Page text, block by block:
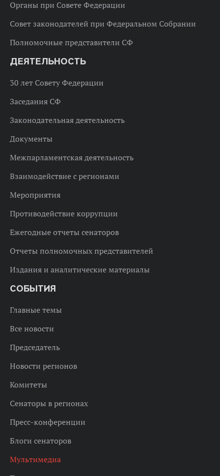
Органы при Совете Федерации
Совет законодателей при Федеральном Собрании
Полномочные представители СФ
ДЕЯТЕЛЬНОСТЬ
30 лет Совету Федерации
Заседания СФ
Законодательная деятельность
Документы
Межпарламентская деятельность
Взаимодействие с регионами
Мероприятия
Противодействие коррупции
Ежегодные отчеты сенаторов
Отчеты полномочных представителей
Издания и аналитические материалы
СОБЫТИЯ
Главные темы
Все новости
Председатель
Новости регионов
Комитеты
Сенаторы в регионах
Пресс-конференции
Блоги сенаторов
Мультимедиа